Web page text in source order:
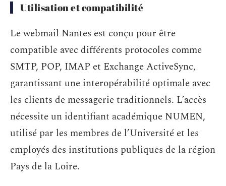
Utilisation et compatibilité
Le webmail Nantes est conçu pour être
compatible avec différents protocoles comme
SMTP, POP, IMAP et Exchange ActiveSync,
garantissant une interopérabilité optimale avec
les clients de messagerie traditionnels. L’accès
nécessite un identifiant académique NUMEN,
utilisé par les membres de l’Université et les
employés des institutions publiques de la région
Pays de la Loire.